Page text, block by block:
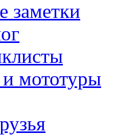
заметки
мототуры